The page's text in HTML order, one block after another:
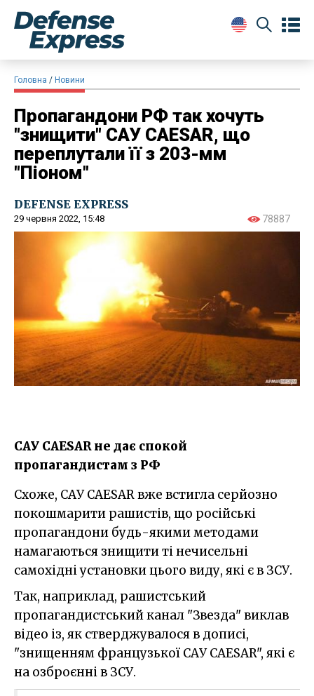
Головна Новини
Пропагандони РФ так хочуть
"знищити" САУ CAESAR, що
переплутали її з 203-мм
"Піоном"
DEFENSE EXPRESS
29 червня 2022, 15:48 78887
САУ CAESAR не дає спокой
пропагандистам з РФ
Схоже, САУ CAESAR вже встигла серйозно
покошмарити рашистів, що російські
пропагандони будь-якими методами
намагаються знищити ті нечисельні
самохідні установки цього виду, які є в ЗСУ.
Так, наприклад, рашистський
пропагандистський канал "Звезда" виклав
відео із, як стверджувалося в дописі,
"знищенням французької САУ CAESAR", які є
на озброєнні в ЗСУ.